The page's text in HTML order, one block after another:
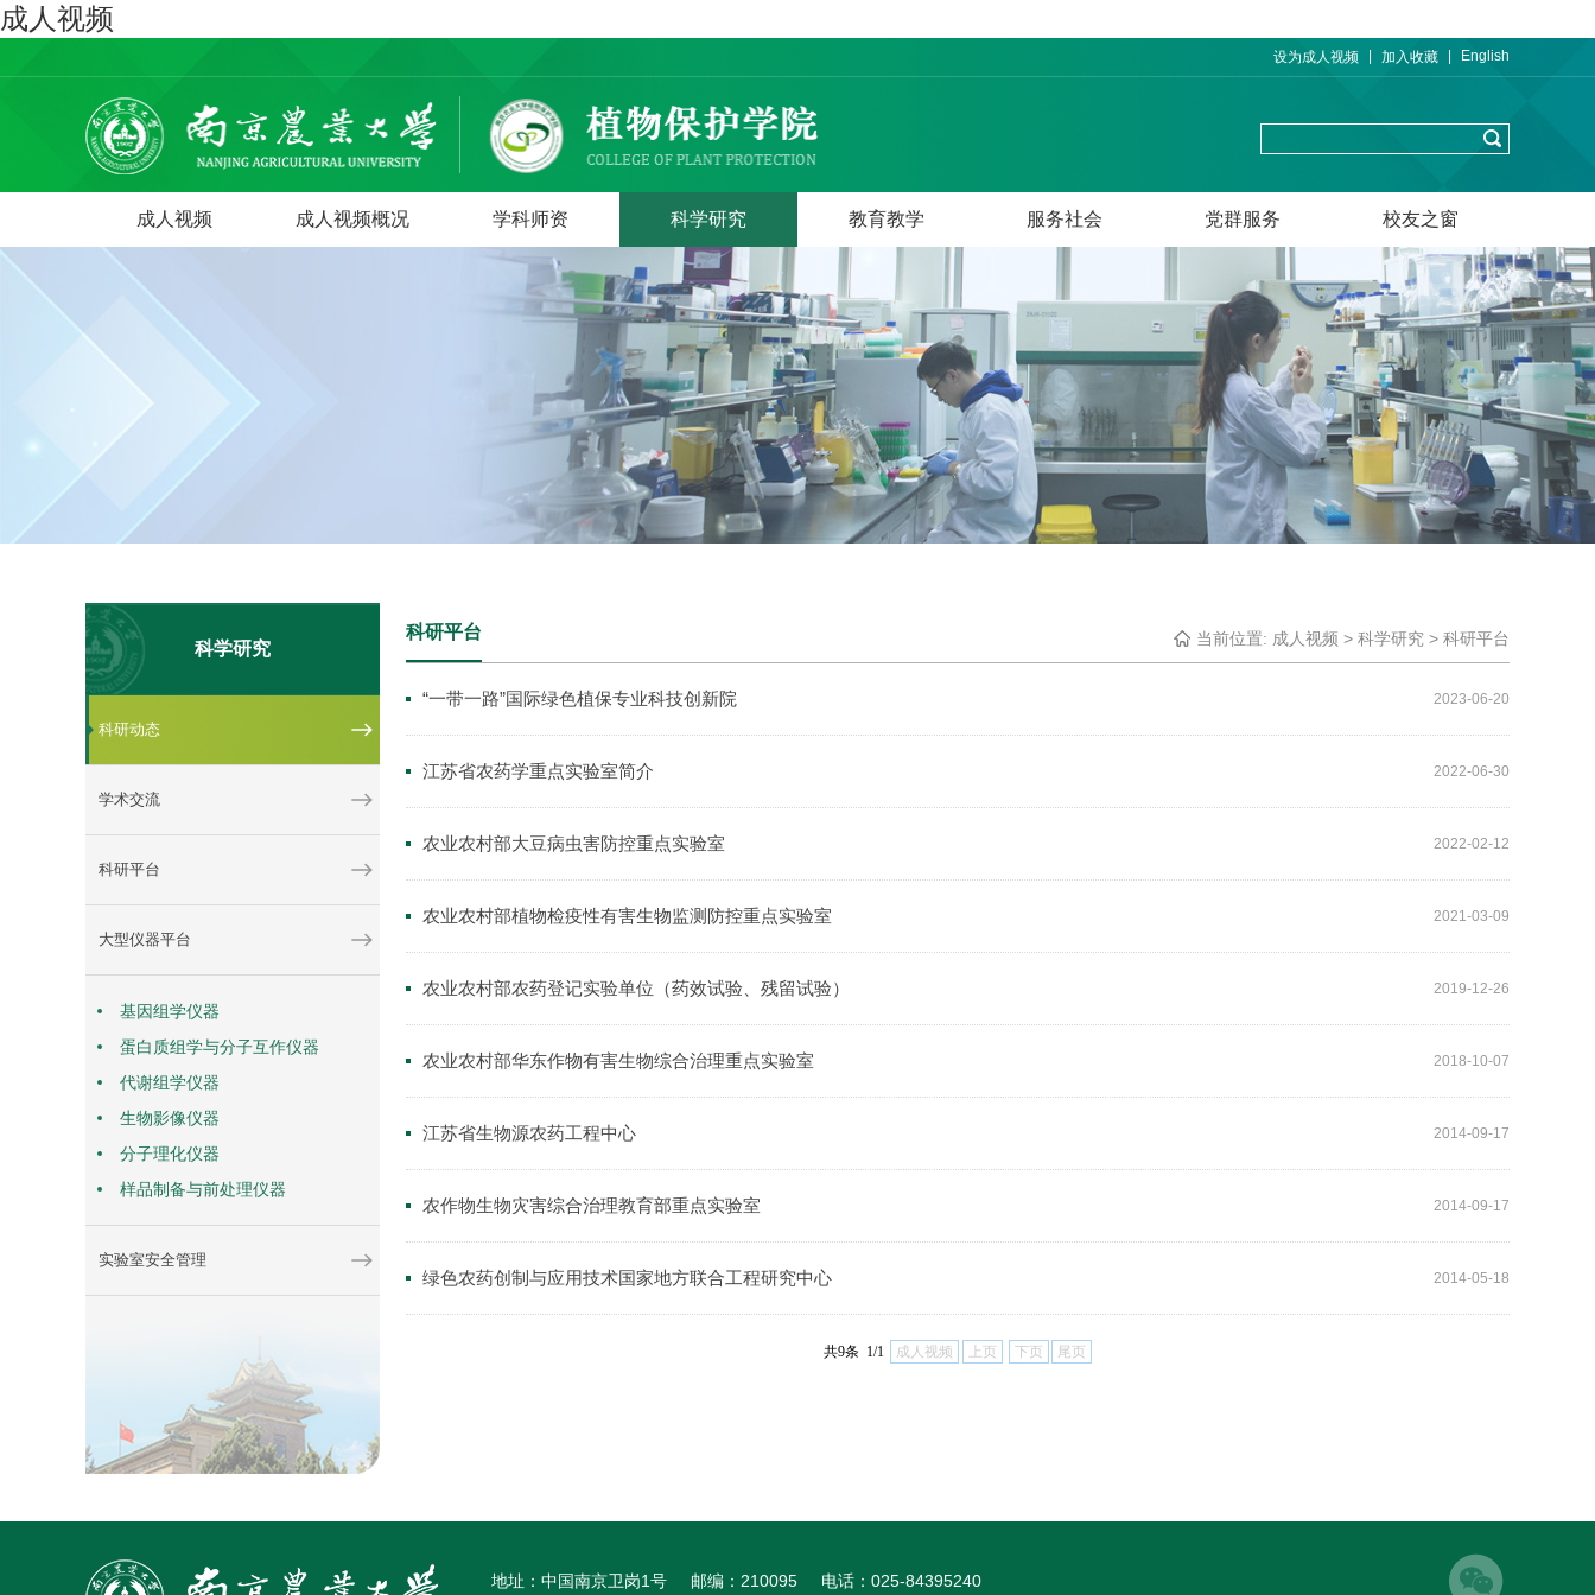
成人视频
设为成人视频 加入收藏 English
成人视频 成人视频概况 学科师资 科学研究 教育教学 服务社会 党群服务 校友之窗
科学研究
科研动态
学术交流
科研平台
大型仪器平台
基因组学仪器
蛋白质组学与分子互作仪器
代谢组学仪器
生物影像仪器
分子理化仪器
样品制备与前处理仪器
实验室安全管理
科研平台 当前位置: 成人视频 > 科学研究 > 科研平台
“一带一路”国际绿色植保专业科技创新院 2023-06-20
江苏省农药学重点实验室简介 2022-06-30
农业农村部大豆病虫害防控重点实验室 2022-02-12
农业农村部植物检疫性有害生物监测防控重点实验室 2021-03-09
农业农村部农药登记实验单位（药效试验、残留试验） 2019-12-26
农业农村部华东作物有害生物综合治理重点实验室 2018-10-07
江苏省生物源农药工程中心 2014-09-17
农作物生物灾害综合治理教育部重点实验室 2014-09-17
绿色农药创制与应用技术国家地方联合工程研究中心 2014-05-18
共9条 1/1 成人视频 上页 下页 尾页
地址：中国南京卫岗1号 邮编：210095 电话：025-84395240